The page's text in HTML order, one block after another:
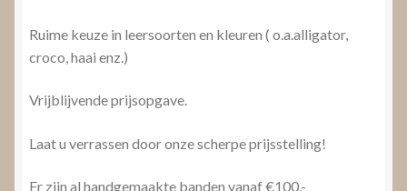
Ruime keuze in leersoorten en kleuren ( o.a.alligator,
croco, haai enz.)
Vrijblijvende prijsopgave.
Laat u verrassen door onze scherpe prijsstelling!
Er zijn al handgemaakte banden vanaf €100,-